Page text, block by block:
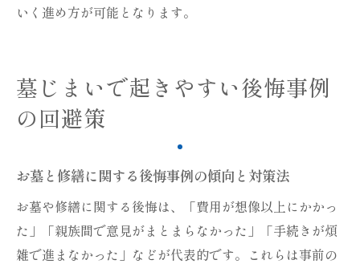
いく進め方が可能となります。
墓じまいで起きやすい後悔事例
の回避策
お墓と修繕に関する後悔事例の傾向と対策法
お墓や修繕に関する後悔は、「費用が想像以上にかかっ
た」「親族間で意見がまとまらなかった」「手続きが煩
雑で進まなかった」などが代表的です。これらは事前の